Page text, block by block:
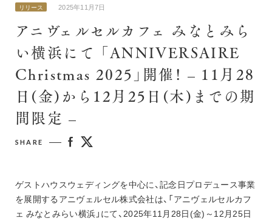
リリース 2025年11月7日
アニヴェルセルカフェ みなとみら
い横浜にて 「ANNIVERSAIRE
Christmas 2025」開催！ – 11月28
日(金)から12月25日(木)までの期
間限定 –
SHARE
ゲストハウスウェディングを中心に、記念日プロデュース事業
を展開するアニヴェルセル株式会社は、「アニヴェルセルカフ
ェ みなとみらい横浜」にて、2025年11月28日(金)～12月25日
アニヴェルセルの姿勢
スタッフスナップ
ふたりの体験談
式場のご案内
アニヴェルセル みなとみらい横浜
アニヴェルセル ヒルズ横浜（新横浜）
アニヴェルセル 大宮
アニヴェルセル 白壁（名古屋）
アニヴェルセル 大阪（難波）